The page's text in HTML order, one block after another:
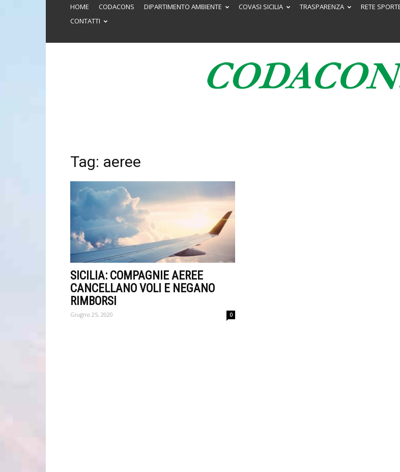
HOME CODACONS DIPARTIMENTO AMBIENTE COVASI SICILIA TRASPARENZA RETE
CONTATTI
Tag: aeree
SICILIA: COMPAGNIE AEREE
CANCELLANO VOLI E NEGANO
RIMBORSI
Giugno 25, 2020 0